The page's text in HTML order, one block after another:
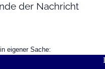
der Nachricht
eigener Sache: